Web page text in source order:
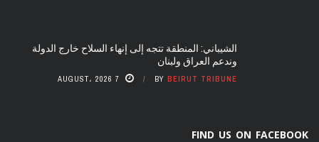
الشيباني: المنطقة تتجه إلى إنهاء السلاح خارج الدولة
وندعم العراق ولبنان
BY BEIRUT TRIBUNE 7 AUGUST، 2026
FIND US ON FACEBOOK